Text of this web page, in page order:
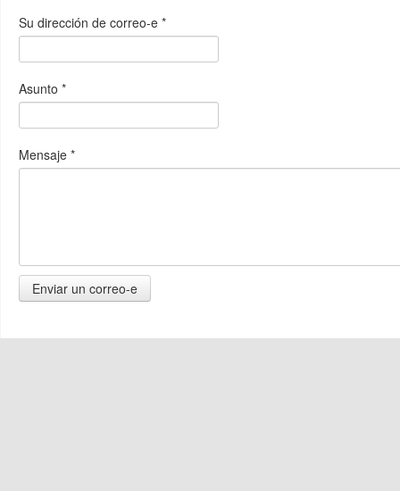
Su dirección de correo-e *
Asunto *
Mensaje *